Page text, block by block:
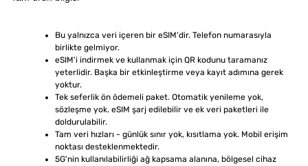
Bu yalnızca veri içeren bir eSIM'dir. Telefon numarasıyla
birlikte gelmiyor.
eSIM'i indirmek ve kullanmak için QR kodunu taramanız
yeterlidir. Başka bir etkinleştirme veya kayıt adımına gerek
yoktur.
Tek seferlik ön ödemeli paket. Otomatik yenileme yok,
sözleşme yok. eSIM şarj edilebilir ve ek veri paketleri ile
doldurulabilir.
Tam veri hızları - günlük sınır yok, kısıtlama yok. Mobil erişim
noktası desteklenmektedir.
5G'nin kullanılabilirliği ağ kapsama alanına, bölgesel cihaz